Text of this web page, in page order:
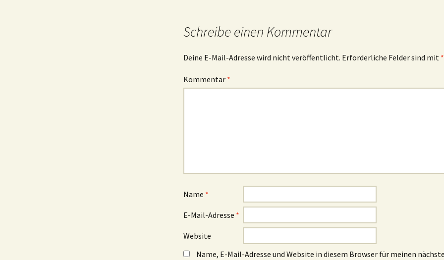
Schreibe einen Kommentar
Deine E-Mail-Adresse wird nicht veröffentlicht. Erforderliche Felder sind mit *
Kommentar *
Name *
E-Mail-Adresse *
Website
Name, E-Mail-Adresse und Website in diesem Browser für meinen